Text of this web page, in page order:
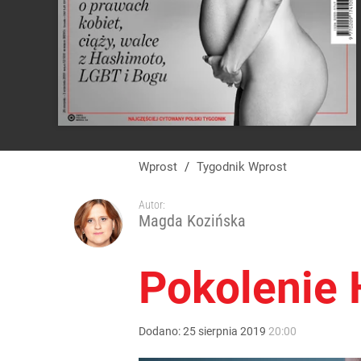
Wprost / Tygodnik Wprost
Autor:
Magda Kozińska
Pokolenie
Dodano:25 sierpnia 2019 20:00